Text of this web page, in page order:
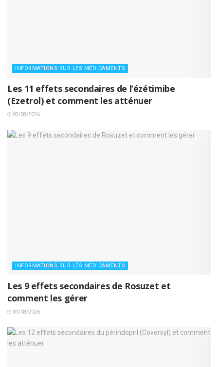
INFORMATIONS SUR LES MÉDICAMENTS
Les 11 effets secondaires de l’ézétimibe
(Ezetrol) et comment les atténuer
02/08/2026
INFORMATIONS SUR LES MÉDICAMENTS
Les 9 effets secondaires de Rosuzet et
comment les gérer
01/08/2026